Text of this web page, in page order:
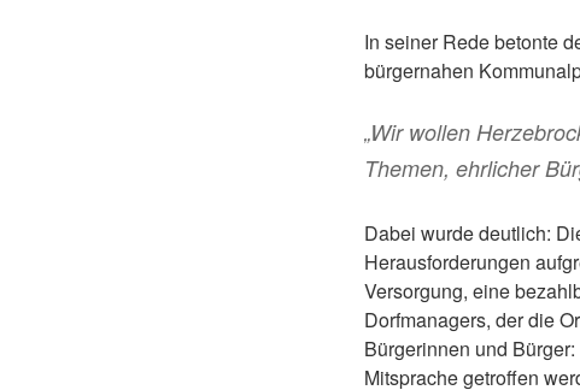
In seiner Rede betonte
bürgernahen
„Wir wollen
Themen, ehrlicher
Dabei wurde deutlich:
Herausforderungen
Versorgung, eine
Dorfmanagers, der die
Bürgerinnen und
Mitsprache getroffen